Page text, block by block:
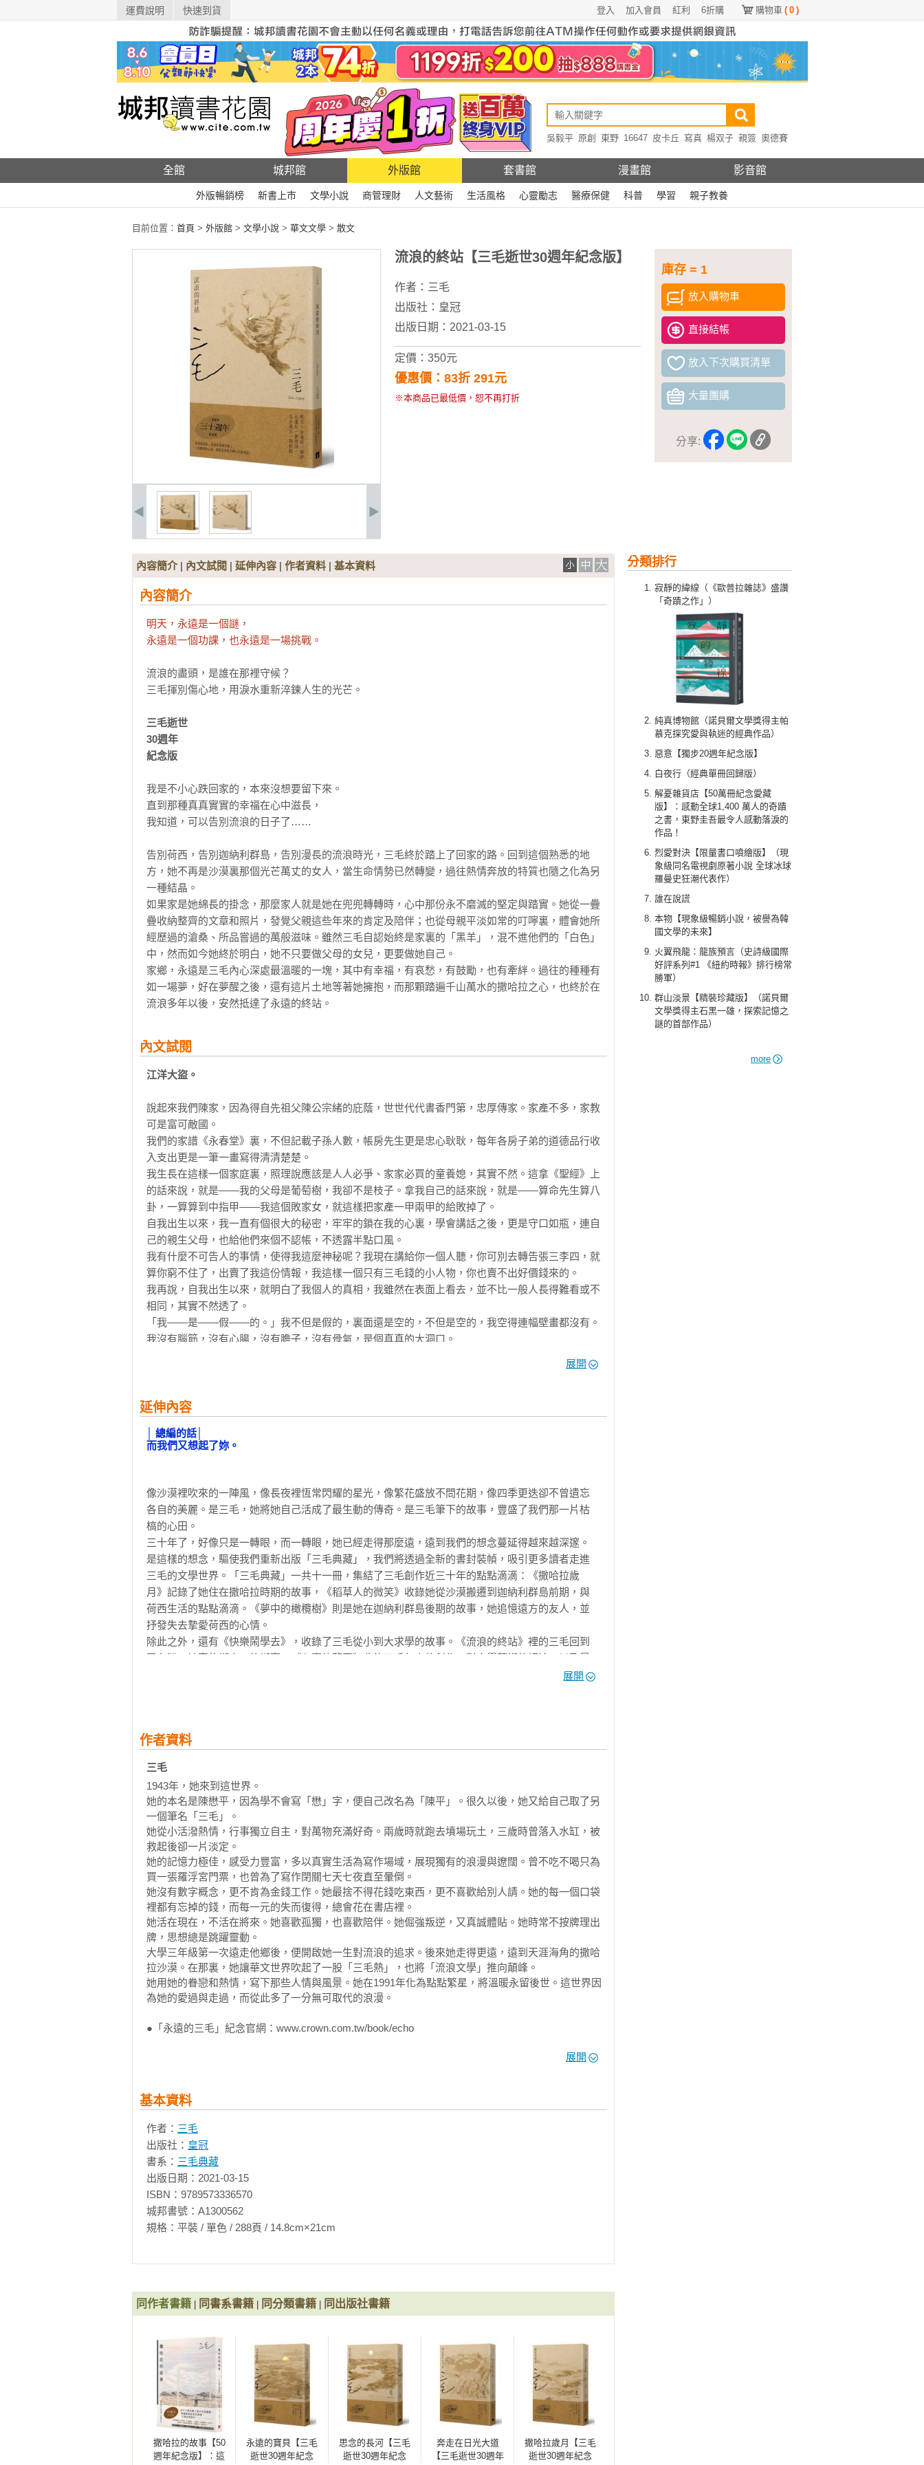
運費說明 快速到貨 購物車 ( 0 )
6折購
紅利
加入會員
登入
吳毅平 原創 東野 16647 皮卡丘 寫真 楊双子 親簽 奧德賽
全館 城邦館 外版館 套書館 漫畫館 影音館
外版暢銷榜 新書上市 文學小說 商管理財 人文藝術 生活風格 心靈勵志 醫療保健 科普 學習 親子教養
目前位置： 首頁 > 外版館 > 文學小說 > 華文文學 > 散文
庫存 = 1
放入購物車
直接結帳
放入下次購買清單
大量團購
分享:
流浪的終站【三毛逝世30週年紀念版】
作者： 三毛
出版社： 皇冠
出版日期：2021-03-15
定價：350元
優惠價：83折 291元
※本商品已最低價，恕不再打折
分類排行
寂靜的緯線（《歐普拉雜誌》盛讚
「奇蹟之作」）
純真博物館（諾貝爾文學獎得主帕
慕克探究愛與執迷的經典作品）
惡意【獨步20週年紀念版】
白夜行（經典單冊回歸版）
解憂雜貨店【50萬冊紀念愛藏
版】：感動全球1,400 萬人的奇蹟
之書，東野圭吾最令人感動落淚的
作品！
烈愛對決【限量書口噴繪版】（現
象級同名電視劇原著小說 全球冰球
羅曼史狂潮代表作）
誰在說謊
本物【現象級暢銷小說，被譽為韓
國文學的未來】
火翼飛龍：龍族預言（史詩級國際
好評系列#1 《紐約時報》排行榜常
勝軍）
群山淡景【精裝珍藏版】（諾貝爾
文學獎得主石黑一雄，探索記憶之
謎的首部作品）
more
內容簡介| 內文試閱 | 延伸內容 | 作者資料 | 基本資料
內容簡介
明天，永遠是一個謎，
永遠是一個功課，也永遠是一場挑戰。
流浪的盡頭，是誰在那裡守候？
三毛揮別傷心地，用淚水重新淬鍊人生的光芒。
三毛逝世
30週年
紀念版
我是不小心跌回家的，本來沒想要留下來。
直到那種真真實實的幸福在心中滋長，
我知道，可以告別流浪的日子了……
告別荷西，告別迦納利群島，告別漫長的流浪時光，三毛終於踏上了回家的路。回到這個熟悉的地
方，她不再是沙漠裏那個光芒萬丈的女人，當生命情勢已然轉變，過往熱情奔放的特質也隨之化為另
一種結晶。
如果家是她綿長的掛念，那麼家人就是她在兜兜轉轉時，心中那份永不磨滅的堅定與踏實。她從一疊
疊收納整齊的文章和照片，發覺父親這些年來的肯定及陪伴；也從母親平淡如常的叮嚀裏，體會她所
經歷過的滄桑、所品嘗過的萬般滋味。雖然三毛自認始終是家裏的「黑羊」，混不進他們的「白色」
中，然而如今她終於明白，她不只要做父母的女兒，更要做她自己。
家鄉，永遠是三毛內心深處最溫暖的一塊，其中有幸福，有哀愁，有鼓勵，也有牽絆。過往的種種有
如一場夢，好在夢醒之後，還有這片土地等著她擁抱，而那顆踏遍千山萬水的撒哈拉之心，也終於在
流浪多年以後，安然抵達了永遠的終站。
內文試閱
江洋大盜。
說起來我們陳家，因為得自先祖父陳公宗緒的庇蔭，世世代代書香門第，忠厚傳家。家產不多，家教
可是富可敵國。
我們的家譜《永春堂》裏，不但記載子孫人數，帳房先生更是忠心耿耿，每年各房子弟的道德品行收
入支出更是一筆一畫寫得清清楚楚。
我生長在這樣一個家庭裏，照理說應該是人人必爭、家家必買的童養媳，其實不然。這拿《聖經》上
的話來說，就是——我的父母是葡萄樹，我卻不是枝子。拿我自己的話來說，就是——算命先生算八
卦，一算算到中指甲——我這個敗家女，就這樣把家產一甲兩甲的給敗掉了。
自我出生以來，我一直有個很大的秘密，牢牢的鎖在我的心裏，學會講話之後，更是守口如瓶，連自
己的親生父母，也給他們來個不認帳，不透露半點口風。
我有什麼不可告人的事情，使得我這麼神秘呢？我現在講給你一個人聽，你可別去轉告張三李四，就
算你窮不住了，出賣了我這份情報，我這樣一個只有三毛錢的小人物，你也賣不出好價錢來的。
我再說，自我出生以來，就明白了我個人的真相，我雖然在表面上看去，並不比一般人長得難看或不
相同，其實不然透了。
「我——是——假——的。」我不但是假的，裏面還是空的，不但是空的，我空得連幅壁畫都沒有。
我沒有腦筋，沒有心腸，沒有膽子，沒有骨氣，是個真真的大洞口。
一批幸福的人群裏面，過著美滿的生活，如果你沒有魔眼，沒有道行，這種外星人，你是看他們不
我，就是這其中的一個。
枝拂了我，我就毫無辦法地跌倒在地上，爬也爬不起來。
我自小到十四歲，老是跌來跌去，摔得鼻青眼腫，別人看了老是笑我，我別的沒有，淚腺和脾氣倒是
十四年來，我左思右想，這樣下去，不到二十歲，大概也要給跌死了，如果不想早死，只有另想救命
的法子。
我幹什麼才好呢？想來想去，只有學學那批不要臉的小日本鄰居們——做小偷。
這個世界上那麼大，又那麼擠，別人現成的東西多得是，我東摸一把，西偷一點，填在我的空洞洞
裏，日子久了，不就成了嗎？
這決定一下，我就先去給照了一張X光片子。
醫生看了一下，說：「是真空的，居然活了十四年，可敬之至。」
我唰一順手抽了那張空片子，逃回家來，將它塞到床下面去存檔案。
二十年後再去照它一張，且看看到時候將是不是一條貨真價實的好漢。
我因為沒有心，沒有膽子，所以意志一向很薄弱，想當小偷的事是日本人給的靈感，卻沒有真正的去
進行過，任著自己度著漫無目的的歲月。
有一年，街坊鄰居們推舉我們家做中山區的模範家庭，區公所的人自然早已認識我父母親的為人，但
我母親很保護我的說：「我這女兒身體不好，休學在家。」
他又問：「生什麼病啊？看上去胖胖的啊？」
母親說：「生的是器官蜂巢狀空洞症，目前還沒有藥可醫，很令人頭痛。」
那次模範家庭的提名，竟因為我生了這種怪病，我們全家都被淘汰下來。那位先生說得了不治之症的
人，是不好做旁人的榜樣的。
那夜我靜靜的躺在黑暗裏，眼角滲出絲絲的淚來。我立志做小偷的事，也在那種心情之下打好了基
礎。
說起世上的偷兒來，百分之一百是貪心勢利、六親不認的傢伙。我當年雖然沒有拜師，悄悄出道，這
個道理不用人教，卻也弄得清楚明白。
我東張西望，眼睛不放過家裏一桌一椅，最後停留在我親生父母身上，要實習做偷兒，先拿他們來下
手，被捉到了也好辦些，不會真正交給警察局。
我仔細的打量打量這兩個假定受害人。他們為人方正本分，對自己刻苦、謹嚴，對旁人寬厚憐憫，做
事情負責認真，對子女鞠躬盡瘁，不說人長短，不自誇驕傲，不自卑，不自憐，積債不會討，付錢一
向多付——
我從來沒有好好計算過自己父母大人，今兒這麼細細一看，他們這兩位除了外表風度神采還對付得過
去之外，這裏面那些東西，可早已過時啦！不時興的渣子啦！別人不要的東西，他們卻拿來當珍珠寶
空心人，要偷偷他們可也真沒有什麼好處。
出門去打了一個圈子，空心人餓了十四年，頭重腳輕，路都走不穩，這一累，摸著牆爬回家來，不再
填了這個蜂巢似的大洞洞再做打算。
這個女娃兒，大不了偷兒兩三歲，溫柔敦厚，念書有耐性，對人有禮貌，冬天騎車上學不叫冷，高中
住校吃大鍋飯不翻胃，兩隻瘦手指，指甲油不會塗，彈鋼琴、拉小提琴卻總也不厭——我將她翻來覆
去看，又是一個傻瓜。
請妳學音樂，就是要妳做歌星賺大錢，妳怎麼古典來古典去，鼻子不去墊高，頭髮不去染黃，妳這一
套不時髦，不流行，我想來想去不愛偷，看在自己人的份上，吃下妳一點點，心裏可是不甘心不情
願。
案子既然是在家裏做開的，只好公平一點，給它每個人都做下一點，免得將來案發了不好看。
他還了得嗎？先不給他咬死也算運氣了。
飯，怕熱，脫了長褲看電視，這一望，了不得，空心人尖聲大叫，招來全家大小爭看老虎。
這隻花斑大虎，從爪子到膝蓋，都給皮肉翻身，上面還給武松縫上了一大排繩子哪。
是怪物？」
空心人靈機一動，一吼之間，老虎膽給偷吸過來了，這傻畜牲還不知不覺，空心人背向失膽者，嘿嘿
偷笑不已。
再說，老虎也是小氣鬼，小氣鬼也，你丟我撿也。
空心偷兒流鼻涕，向老虎要衛生紙，他老給半張。偷兒半夜開大燈偷顏如玉，他給送支小蠟炬進來好
作案。姐夫請吃統一牛排，這隻飢餓的虎居然說：「我不吃牛，我吃鈔票，你請餵我現款最實惠。」
你說這隻陳家虎，小氣鬼，是真的吧！他又是個假的。
永康街那個職業乞丐，你且去問問看，這好多年來，是不是有隻花毛大虎爪，老是五十一百的塞了他
展開
延伸內容
│ 總編的話│
而我們又想起了妳。
像沙漠裡吹來的一陣風，像長夜裡恆常閃耀的星光，像繁花盛放不問花期，像四季更迭卻不曾遺忘
各自的美麗。是三毛，她將她自己活成了最生動的傳奇。是三毛筆下的故事，豐盛了我們那一片枯
槁的心田。
三十年了，好像只是一轉眼，而一轉眼，她已經走得那麼遠，遠到我們的想念蔓延得越來越深邃。
是這樣的想念，驅使我們重新出版「三毛典藏」，我們將透過全新的書封裝幀，吸引更多讀者走進
三毛的文學世界。「三毛典藏」一共十一冊，集結了三毛創作近三十年的點點滴滴：《撒哈拉歲
月》記錄了她住在撒哈拉時期的故事，《稻草人的微笑》收錄她從沙漠搬遷到迦納利群島前期，與
荷西生活的點點滴滴。《夢中的橄欖樹》則是她在迦納利群島後期的故事，她追憶遠方的友人，並
抒發失去摯愛荷西的心情。
除此之外，還有《快樂鬧學去》，收錄了三毛從小到大求學的故事。《流浪的終站》裡的三毛回到
了台灣，她寫故鄉人、故鄉事。《心裏的夢田》收錄三毛年少的創作、對文學藝術的評論，以及最
私密的心靈札記。《把快樂當傳染病》則收錄三毛與讀者談心的往返書信，《奔走在日光大道》記
她所寫下的字字句句，我們至今還在讀，那是一場不問終點的流浪，同時也是恆常依戀的鄉愁。三
和擁抱。」親愛的三毛，這一份真誠，依然明亮，這一個擁抱，依然溫暖。如果我們的眷戀有回
聲，如果我們依然對遠方有所嚮往，如果我們對萬事萬物保有好奇——那也許只是因為，我們又想
起了妳。
展開
作者資料
三毛
1943年，她來到這世界。
她的本名是陳懋平，因為學不會寫「懋」字，便自己改名為「陳平」。很久以後，她又給自己取了另
一個筆名「三毛」。
她從小活潑熱情，行事獨立自主，對萬物充滿好奇。兩歲時就跑去墳場玩土，三歲時曾落入水缸，被
救起後卻一片淡定。
她的記憶力極佳，感受力豐富，多以真實生活為寫作場域，展現獨有的浪漫與遼闊。曾不吃不喝只為
買一張羅浮宮門票，也曾為了寫作閉關七天七夜直至暈倒。
她沒有數字概念，更不肯為金錢工作。她最捨不得花錢吃東西，更不喜歡給別人請。她的每一個口袋
裡都有忘掉的錢，而每一元的失而復得，總會花在書店裡。
她活在現在，不活在將來。她喜歡孤獨，也喜歡陪伴。她倔強叛逆，又真誠體貼。她時常不按牌理出
牌，思想總是跳躍靈動。
大學三年級第一次遠走他鄉後，便開啟她一生對流浪的追求。後來她走得更遠，遠到天涯海角的撒哈
拉沙漠。在那裏，她讓華文世界吹起了一股「三毛熱」，也將「流浪文學」推向顛峰。
她用她的眷戀和熱情，寫下那些人情與風景。她在1991年化為點點繁星，將溫暖永留後世。這世界因
為她的愛過與走過，而從此多了一分無可取代的浪漫。
●「永遠的三毛」紀念官網：www.crown.com.tw/book/echo
展開
基本資料
作者： 三毛
出版社： 皇冠
書系： 三毛典藏
出版日期：2021-03-15
ISBN：9789573336570
城邦書號：A1300562
規格：平裝 / 單色 / 288頁 / 14.8cm×21cm
同作者書籍 同書系書籍 同分類書籍 同出版社書籍
撒哈拉的故事【50
週年紀念版】：這
永遠的寶貝【三毛
逝世30週年紀念
思念的長河【三毛
逝世30週年紀念
奔走在日光大道
【三毛逝世30週年
撒哈拉歲月【三毛
逝世30週年紀念